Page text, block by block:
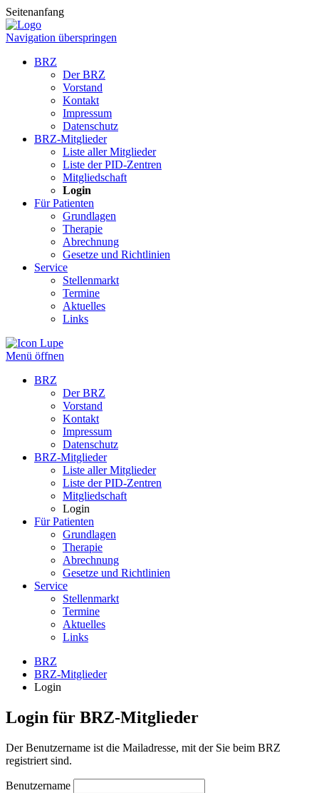
Seitenanfang
Navigation überspringen
BRZ
Der BRZ
Vorstand
Kontakt
Impressum
Datenschutz
BRZ-Mitglieder
Liste aller Mitglieder
Liste der PID-Zentren
Mitgliedschaft
Login
Für Patienten
Grundlagen
Therapie
Abrechnung
Gesetze und Richtlinien
Service
Stellenmarkt
Termine
Aktuelles
Links
Menü öffnen
BRZ
Der BRZ
Vorstand
Kontakt
Impressum
Datenschutz
BRZ-Mitglieder
Liste aller Mitglieder
Liste der PID-Zentren
Mitgliedschaft
Login
Für Patienten
Grundlagen
Therapie
Abrechnung
Gesetze und Richtlinien
Service
Stellenmarkt
Termine
Aktuelles
Links
BRZ
BRZ-Mitglieder
Login
Login für BRZ-Mitglieder
Der Benutzername ist die Mailadresse, mit der Sie beim BRZ
registriert sind.
Benutzername